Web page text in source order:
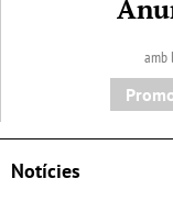
amb
Notícies